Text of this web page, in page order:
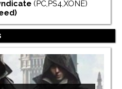
(PC,PS4,XONE)
)